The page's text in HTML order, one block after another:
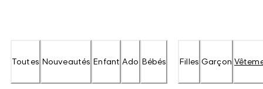
Toutes Nouveautés Enfant Ado Bébés Filles Garçon